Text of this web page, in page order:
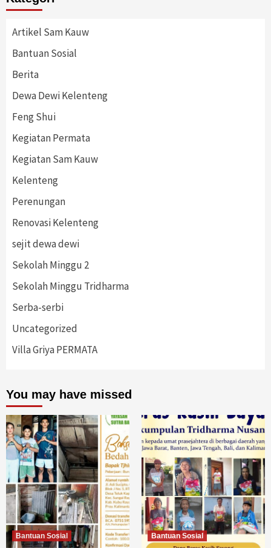
Artikel Sam Kauw
Bantuan Sosial
Berita
Dewa Dewi Kelenteng
Feng Shui
Kegiatan Permata
Kegiatan Sam Kauw
Kelenteng
Perenungan
Renovasi Kelenteng
sejit dewa dewi
Sekolah Minggu 2
Sekolah Minggu Tridharma
Serba-serbi
Uncategorized
Villa Griya PERMATA
You may have missed
Bantuan Sosial Bantuan Sosial